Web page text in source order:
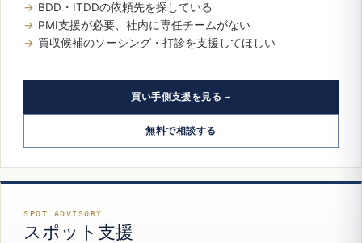
BDD・ITDDの依頼先を探している
PMI支援が必要、社内に専任チームがない
買収候補のソーシング・打診を支援してほしい
買い手側支援を見る
無料で相談する
SPOT ADVISORY
スポット支援